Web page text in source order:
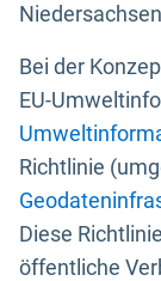
Bei der
EU-
Richtlinie
Diese
öffentliche